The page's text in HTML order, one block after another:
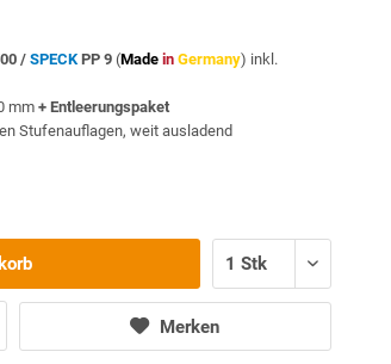
/ SPECKPP 9 (Made in Germany) inkl.
mm+ Entleerungspaket
Stufenauflagen, weit ausladend
Merken